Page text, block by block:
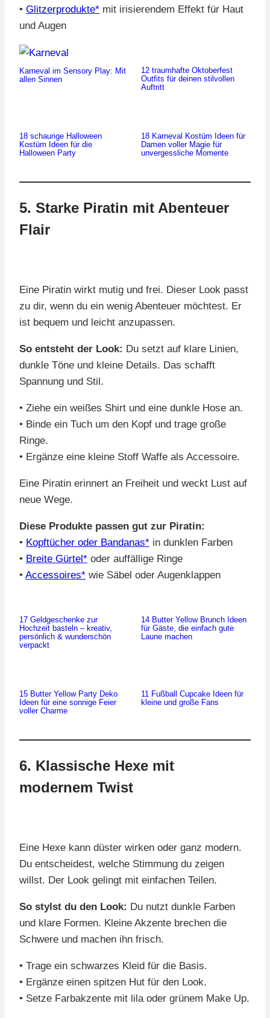
• Glitzerprodukte* mit irisierendem Effekt für Haut
und Augen
Karneval im Sensory Play: Mit
allen Sinnen
12 traumhafte Oktoberfest
Outfits für deinen stilvollen
Auftritt
18 schaurige Halloween
Kostüm Ideen für die
Halloween Party
18 Karneval Kostüm Ideen für
Damen voller Magie für
unvergessliche Momente
5. Starke Piratin mit Abenteuer
Flair
Eine Piratin wirkt mutig und frei. Dieser Look passt
zu dir, wenn du ein wenig Abenteuer möchtest. Er
ist bequem und leicht anzupassen.
So entsteht der Look: Du setzt auf klare Linien,
dunkle Töne und kleine Details. Das schafft
Spannung und Stil.
• Ziehe ein weißes Shirt und eine dunkle Hose an.
• Binde ein Tuch um den Kopf und trage große
Ringe.
• Ergänze eine kleine Stoff Waffe als Accessoire.
Eine Piratin erinnert an Freiheit und weckt Lust auf
neue Wege.
Diese Produkte passen gut zur Piratin:
• Kopftücher oder Bandanas* in dunklen Farben
• Breite Gürtel* oder auffällige Ringe
• Accessoires* wie Säbel oder Augenklappen
17 Geldgeschenke zur
Hochzeit basteln – kreativ,
persönlich & wunderschön
verpackt
14 Butter Yellow Brunch Ideen
für Gäste, die einfach gute
Laune machen
15 Butter Yellow Party Deko
Ideen für eine sonnige Feier
voller Charme
11 Fußball Cupcake Ideen für
kleine und große Fans
6. Klassische Hexe mit
modernem Twist
Eine Hexe kann düster wirken oder ganz modern.
Du entscheidest, welche Stimmung du zeigen
willst. Der Look gelingt mit einfachen Teilen.
So stylst du den Look: Du nutzt dunkle Farben
und klare Formen. Kleine Akzente brechen die
Schwere und machen ihn frisch.
• Trage ein schwarzes Kleid für die Basis.
• Ergänze einen spitzen Hut für den Look.
• Setze Farbakzente mit lila oder grünem Make Up.